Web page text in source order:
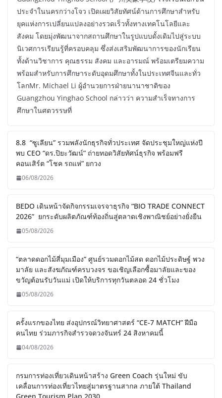
ประจำในนครกว่างโจว เปิดเผยวิสัยทัศน์ด้านการศึกษาสำหรับ
ยุคแห่งการเปลี่ยนแปลงอย่างรวดเร็วทั้งทางเทคโนโลยีและ
สังคม โดยมุ่งพัฒนาจากสถานศึกษาในรูปแบบดั้งเดิมไปสู่ระบบ
นิเวศการเรียนรู้ที่ครอบคลุม ซึ่งส่งเสริมพัฒนาการของนักเรียน
ทั้งด้านวิชาการ คุณธรรม สังคม และอารมณ์ พร้อมเตรียมความ
พร้อมสำหรับการศึกษาระดับอุดมศึกษาทั้งในประเทศจีนและทั่ว
โลกMr. Michael Li ผู้อำนวยการฝ่ายนานาชาติของ
Guangzhou Yinghao School กล่าวว่า ความสำเร็จทางการ
ศึกษาในศตวรรษที่
8.8 “ซูเลียน” รวมพลังนักธุรกิจทั่วประเทศ จัดประชุมใหญ่แห่งปี
พบ CEO “ดร.ปิยะวัฒน์” ถ่ายทอดวิสัยทัศน์ธุรกิจ พร้อมฟรี
คอนเสิร์ต “โชค รถแห่” ยกวง
06/08/2026
BEDO เดินหน้าจัดกิจกรรมเจรจาธุรกิจ “BIO TRADE CONNECT
2026” ยกระดับผลิตภัณฑ์ท้องถิ่นสู่ตลาดเชิงพาณิชย์อย่างยั่งยืน
05/08/2026
“ตลาดดอกไม้สี่มุมเมือง” ศูนย์รวมดอกไม้สด ดอกไม้ประดิษฐ์ พวง
มาลัย และสังฆภัณฑ์ครบวงจร ขอเชิญเลือกซื้อมาลัยและของ
ขวัญต้อนรับวันแม่ เปิดให้บริการทุกวันตลอด 24 ชั่วโมง
05/08/2026
ครั้งแรกของไทย ส่งอุปกรณ์วิทยาศาสตร์ “CE-7 MATCH” ฝีมือ
คนไทย ร่วมภารกิจสำรวจดวงจันทร์ 24 สิงหาคมนี้
04/08/2026
กรมการท่องเที่ยวเดินหน้าสร้าง Green Coach รุ่นใหม่ ขับ
เคลื่อนการท่องเที่ยวไทยสู่มาตรฐานสากล ภายใต้ Thailand